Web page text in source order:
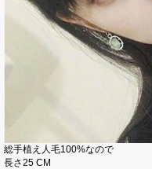
総手植え人毛100%なので
長さ25 CM